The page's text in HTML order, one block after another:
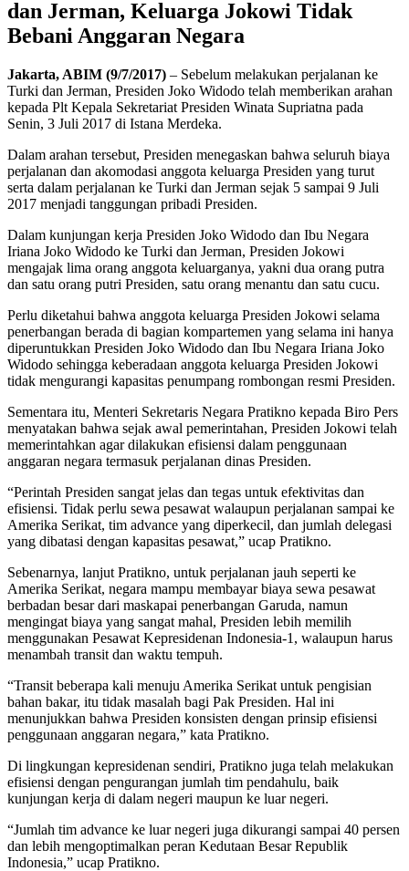
dan Jerman, Keluarga Jokowi Tidak
Bebani Anggaran Negara
Jakarta, ABIM (9/7/2017) – Sebelum melakukan perjalanan ke
Turki dan Jerman, Presiden Joko Widodo telah memberikan arahan
kepada Plt Kepala Sekretariat Presiden Winata Supriatna pada
Senin, 3 Juli 2017 di Istana Merdeka.
Dalam arahan tersebut, Presiden menegaskan bahwa seluruh biaya
perjalanan dan akomodasi anggota keluarga Presiden yang turut
serta dalam perjalanan ke Turki dan Jerman sejak 5 sampai 9 Juli
2017 menjadi tanggungan pribadi Presiden.
Dalam kunjungan kerja Presiden Joko Widodo dan Ibu Negara
Iriana Joko Widodo ke Turki dan Jerman, Presiden Jokowi
mengajak lima orang anggota keluarganya, yakni dua orang putra
dan satu orang putri Presiden, satu orang menantu dan satu cucu.
Perlu diketahui bahwa anggota keluarga Presiden Jokowi selama
penerbangan berada di bagian kompartemen yang selama ini hanya
diperuntukkan Presiden Joko Widodo dan Ibu Negara Iriana Joko
Widodo sehingga keberadaan anggota keluarga Presiden Jokowi
tidak mengurangi kapasitas penumpang rombongan resmi Presiden.
Sementara itu, Menteri Sekretaris Negara Pratikno kepada Biro Pers
menyatakan bahwa sejak awal pemerintahan, Presiden Jokowi telah
memerintahkan agar dilakukan efisiensi dalam penggunaan
anggaran negara termasuk perjalanan dinas Presiden.
“Perintah Presiden sangat jelas dan tegas untuk efektivitas dan
efisiensi. Tidak perlu sewa pesawat walaupun perjalanan sampai ke
Amerika Serikat, tim advance yang diperkecil, dan jumlah delegasi
yang dibatasi dengan kapasitas pesawat,” ucap Pratikno.
Sebenarnya, lanjut Pratikno, untuk perjalanan jauh seperti ke
Amerika Serikat, negara mampu membayar biaya sewa pesawat
berbadan besar dari maskapai penerbangan Garuda, namun
mengingat biaya yang sangat mahal, Presiden lebih memilih
menggunakan Pesawat Kepresidenan Indonesia-1, walaupun harus
menambah transit dan waktu tempuh.
“Transit beberapa kali menuju Amerika Serikat untuk pengisian
bahan bakar, itu tidak masalah bagi Pak Presiden. Hal ini
menunjukkan bahwa Presiden konsisten dengan prinsip efisiensi
penggunaan anggaran negara,” kata Pratikno.
Di lingkungan kepresidenan sendiri, Pratikno juga telah melakukan
efisiensi dengan pengurangan jumlah tim pendahulu, baik
kunjungan kerja di dalam negeri maupun ke luar negeri.
“Jumlah tim advance ke luar negeri juga dikurangi sampai 40 persen
dan lebih mengoptimalkan peran Kedutaan Besar Republik
Indonesia,” ucap Pratikno.